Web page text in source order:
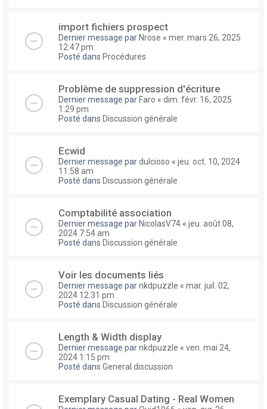
import fichiers prospect
Dernier message par Nrose « mer. mars 26, 2025
12:47 pm
Posté dans Procédures
Problème de suppression d'écriture
Dernier message par Faro « dim. févr. 16, 2025
1:29 pm
Posté dans Discussion générale
Ecwid
Dernier message pardulcioso « jeu. oct. 10, 2024
11:58 am
Posté dans Discussion générale
Comptabilité association
Dernier message par NicolasV74 « jeu. août 08,
2024 7:54 am
Posté dans Discussion générale
Voir les documents liés
Dernier message parnkdpuzzle « mar. juil. 02,
2024 12:31 pm
Posté dans Discussion générale
Length & Width display
Dernier message parnkdpuzzle « ven. mai 24,
2024 1:15 pm
Posté dans General discussion
Exemplary Сasual Dating - Real Women